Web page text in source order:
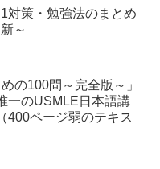
対策・勉強法のまとめ
～
の100問～完全版～」
一のUSMLE日本語講
400ページ弱のテキス